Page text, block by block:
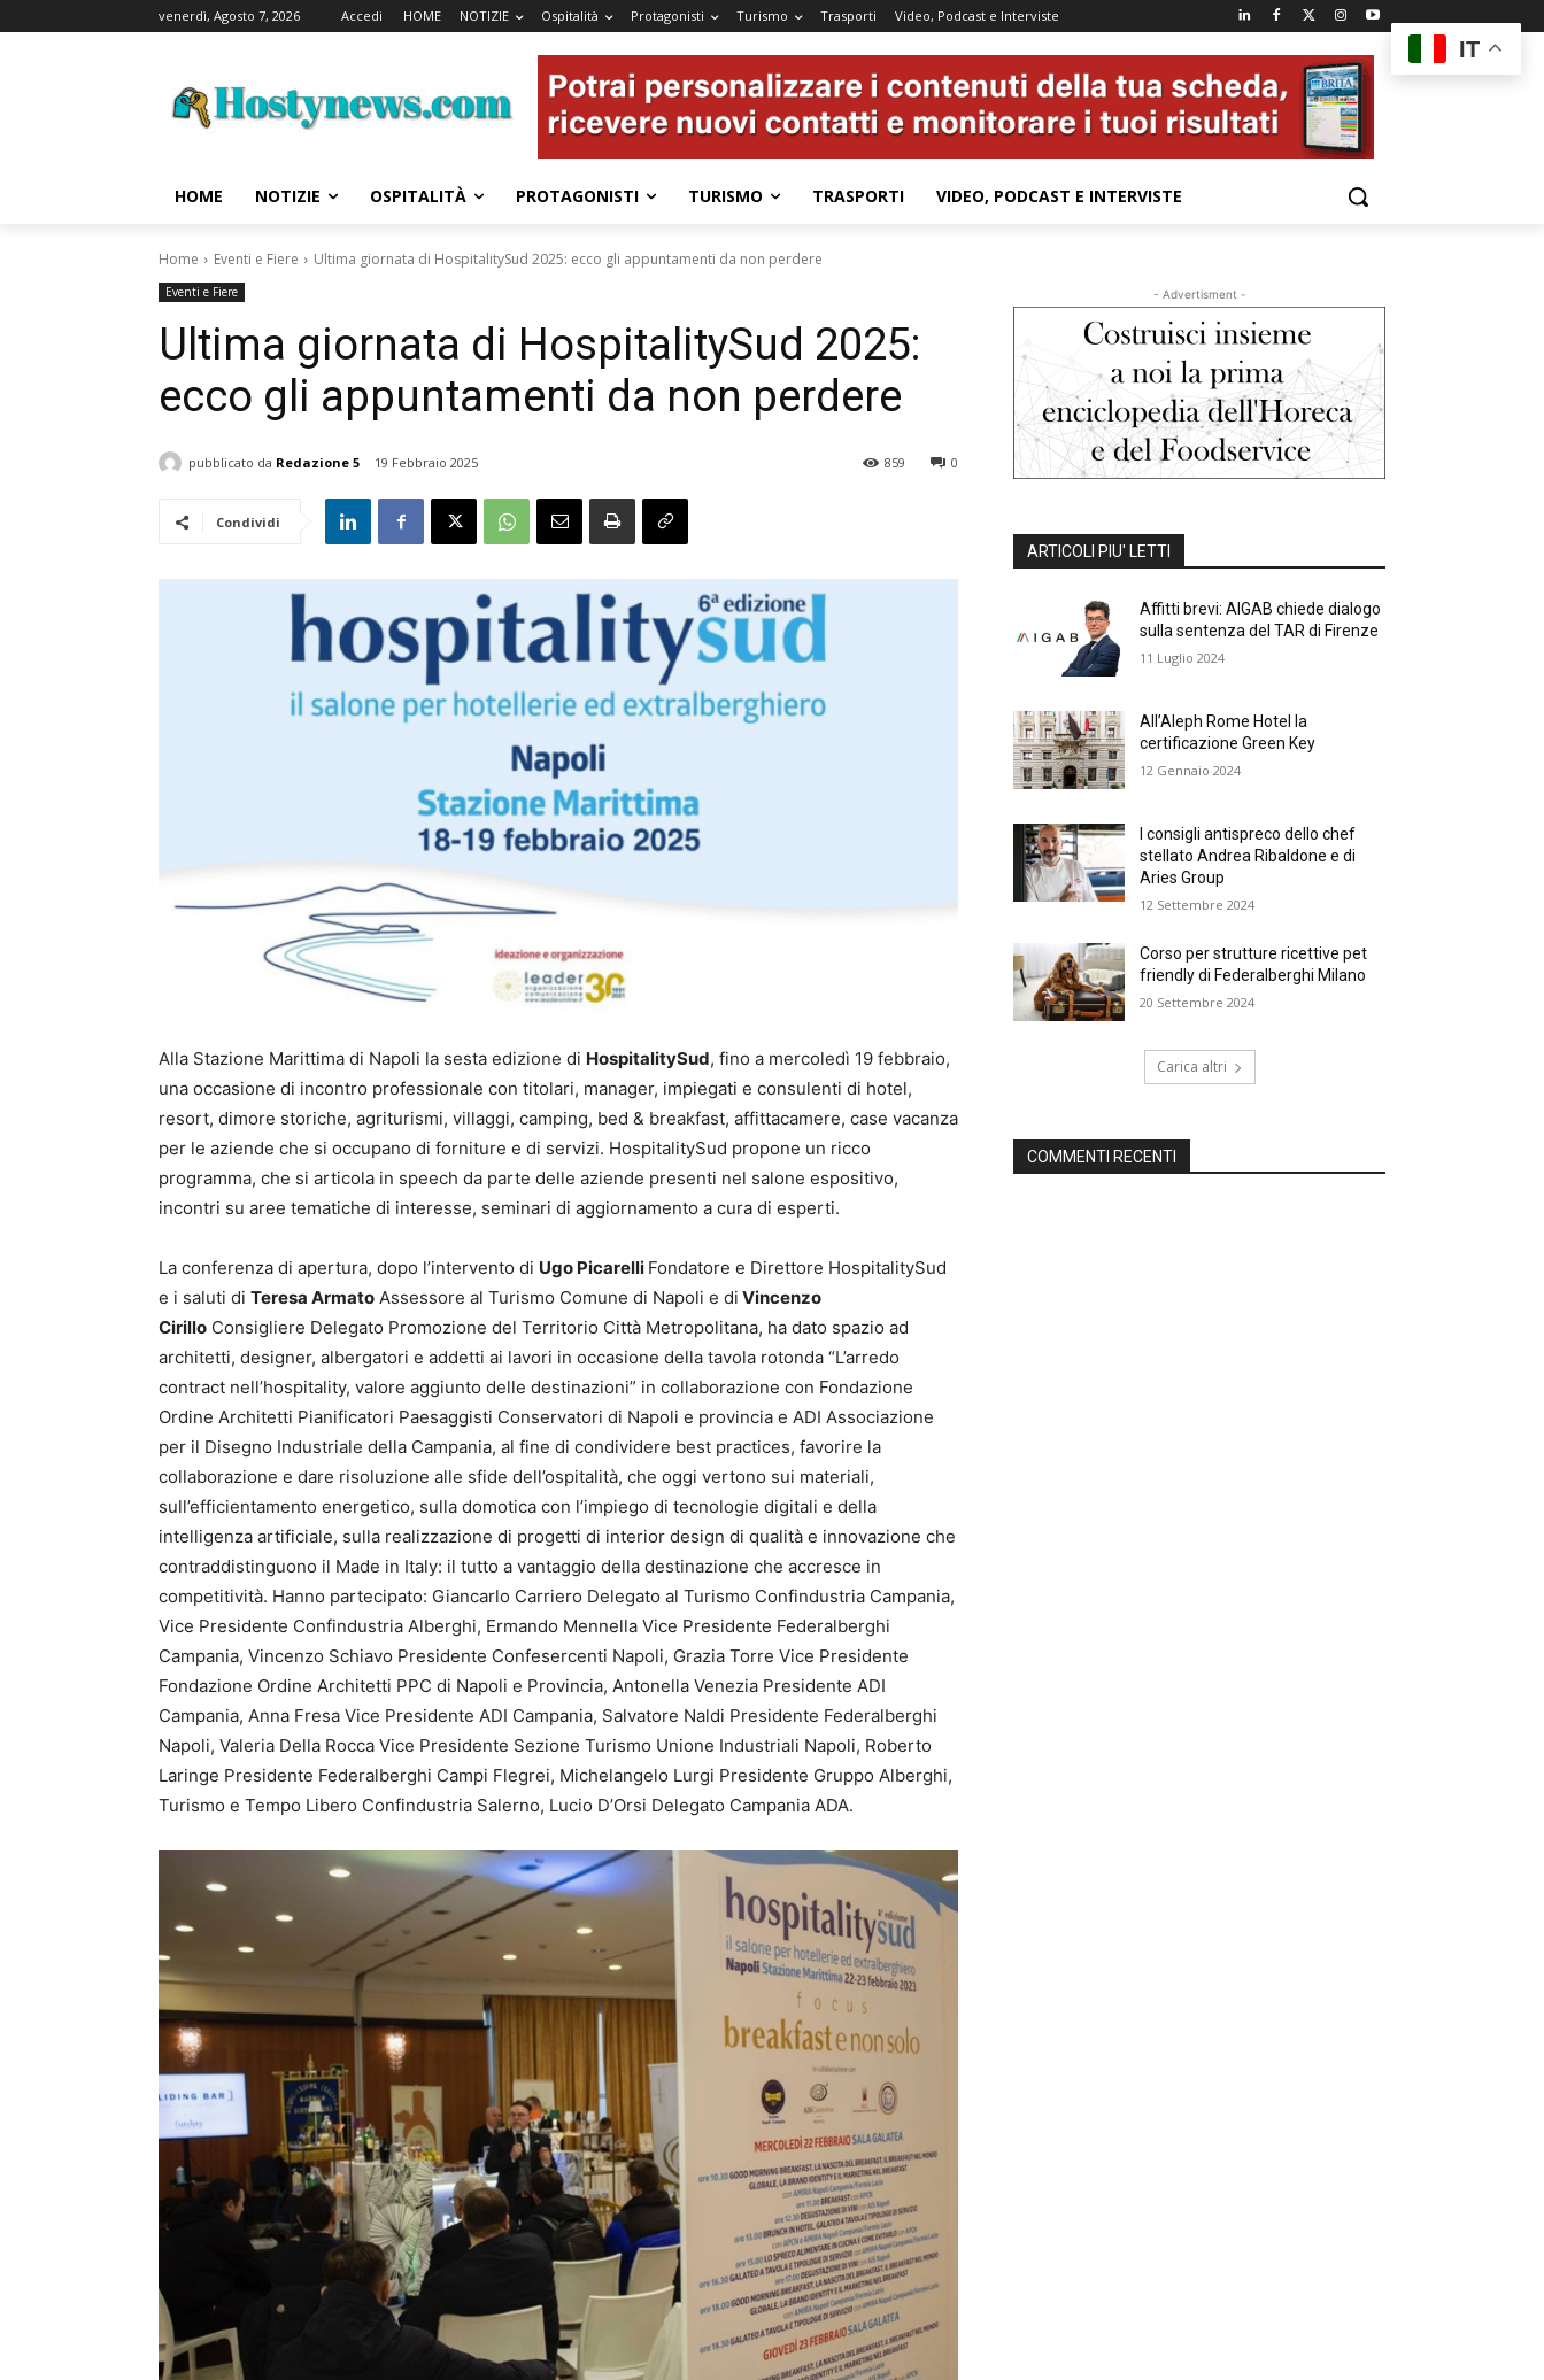
venerdì, Agosto 7, 2026 Accedi HOME NOTIZIE Ospitalità Protagonisti Turismo Trasporti Video, Podcast e Interviste
HOME NOTIZIE OSPITALITÀ PROTAGONISTI TURISMO TRASPORTI VIDEO, PODCAST E INTERVISTE
Home Eventi e Fiere Ultima giornata di HospitalitySud 2025: ecco gli appuntamenti da non perdere
Eventi e Fiere
Ultima giornata di HospitalitySud 2025:
ecco gli appuntamenti da non perdere
pubblicato da Redazione 5 19 Febbraio 2025 0
859
Condividi
Alla Stazione Marittima di Napoli la sesta edizione di HospitalitySud, fino a mercoledì 19 febbraio,
una occasione di incontro professionale con titolari, manager, impiegati e consulenti di hotel,
resort, dimore storiche, agriturismi, villaggi, camping, bed & breakfast, affittacamere, case vacanza
per le aziende che si occupano di forniture e di servizi. HospitalitySud propone un ricco
programma, che si articola in speech da parte delle aziende presenti nel salone espositivo,
incontri su aree tematiche di interesse, seminari di aggiornamento a cura di esperti.
La conferenza di apertura, dopo l’intervento di Ugo Picarelli Fondatore e Direttore HospitalitySud
e i saluti di Teresa Armato Assessore al Turismo Comune di Napoli e di Vincenzo
Cirillo Consigliere Delegato Promozione del Territorio Città Metropolitana, ha dato spazio ad
architetti, designer, albergatori e addetti ai lavori in occasione della tavola rotonda “L’arredo
contract nell’hospitality, valore aggiunto delle destinazioni” in collaborazione con Fondazione
Ordine Architetti Pianificatori Paesaggisti Conservatori di Napoli e provincia e ADI Associazione
per il Disegno Industriale della Campania, al fine di condividere best practices, favorire la
collaborazione e dare risoluzione alle sfide dell’ospitalità, che oggi vertono sui materiali,
sull’efficientamento energetico, sulla domotica con l’impiego di tecnologie digitali e della
intelligenza artificiale, sulla realizzazione di progetti di interior design di qualità e innovazione che
contraddistinguono il Made in Italy: il tutto a vantaggio della destinazione che accresce in
competitività. Hanno partecipato: Giancarlo Carriero Delegato al Turismo Confindustria Campania,
Vice Presidente Confindustria Alberghi, Ermando Mennella Vice Presidente Federalberghi
Campania, Vincenzo Schiavo Presidente Confesercenti Napoli, Grazia Torre Vice Presidente
Fondazione Ordine Architetti PPC di Napoli e Provincia, Antonella Venezia Presidente ADI
Campania, Anna Fresa Vice Presidente ADI Campania, Salvatore Naldi Presidente Federalberghi
Napoli, Valeria Della Rocca Vice Presidente Sezione Turismo Unione Industriali Napoli, Roberto
Laringe Presidente Federalberghi Campi Flegrei, Michelangelo Lurgi Presidente Gruppo Alberghi,
Turismo e Tempo Libero Confindustria Salerno, Lucio D’Orsi Delegato Campania ADA.
- Advertisment -
ARTICOLI PIU' LETTI
Affitti brevi: AIGAB chiede dialogo
sulla sentenza del TAR di Firenze
11 Luglio 2024
All’Aleph Rome Hotel la
certificazione Green Key
12 Gennaio 2024
I consigli antispreco dello chef
stellato Andrea Ribaldone e di
Aries Group
12 Settembre 2024
Corso per strutture ricettive pet
friendly di Federalberghi Milano
20 Settembre 2024
Carica altri
COMMENTI RECENTI
IT